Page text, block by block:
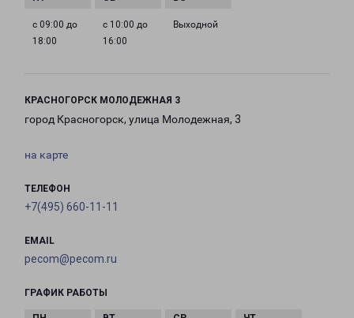
с 09:00 до
18:00
с 10:00 до
16:00
Выходной
КРАСНОГОРСК МОЛОДЕЖНАЯ 3
город Красногорск, улица Молодежная, 3
на карте
ТЕЛЕФОН
+7(495) 660-11-11
EMAIL
pecom@pecom.ru
ГРАФИК РАБОТЫ